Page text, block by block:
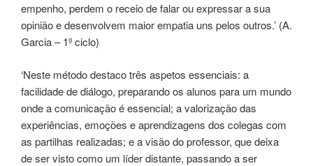
empenho, perdem o receio de falar ou expressar a sua
opinião e desenvolvem maior empatia uns pelos outros.’ (A.
Garcia – 1º ciclo)
‘Neste método destaco três aspetos essenciais: a
facilidade de diálogo, preparando os alunos para um mundo
onde a comunicação é essencial; a valorização das
experiências, emoções e aprendizagens dos colegas com
as partilhas realizadas; e a visão do professor, que deixa
de ser visto como um líder distante, passando a ser